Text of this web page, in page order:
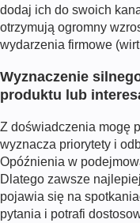
dodaj ich do swoich
otrzymują ogromny
wydarzenia firmowe
Wyznaczenie
produktu lub
Z doświadczenia mogę
wyznacza priorytety i
Opóźnienia w
Dlatego zawsze
pojawia się na
pytania i potrafi